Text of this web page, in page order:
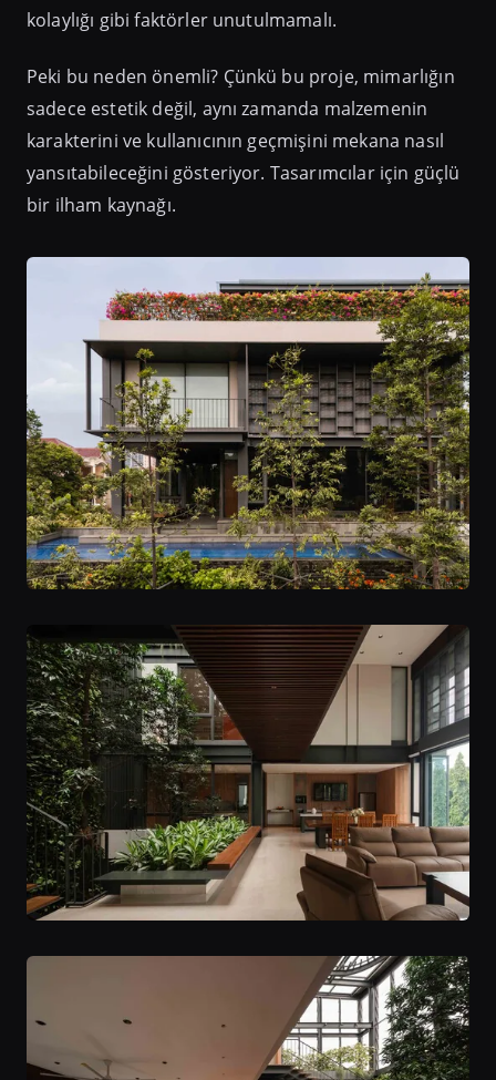
kolaylığı gibi faktörler unutulmamalı.
Peki bu neden önemli? Çünkü bu proje, mimarlığın
sadece estetik değil, aynı zamanda malzemenin
karakterini ve kullanıcının geçmişini mekana nasıl
yansıtabileceğini gösteriyor. Tasarımcılar için güçlü
bir ilham kaynağı.